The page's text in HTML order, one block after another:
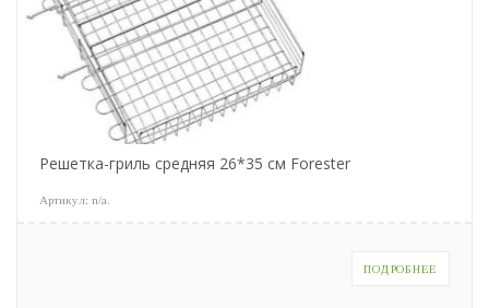
Решетка-гриль средняя 26*35 см Forester
Артикул: n/a
ПОДРОБНЕЕ